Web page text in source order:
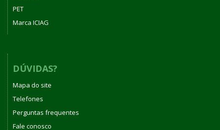
PET
Marca ICIAG
DÚVIDAS?
Mapa do site
Telefones
Perguntas frequentes
Fale conosco